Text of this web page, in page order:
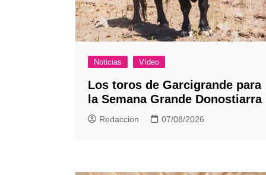
Noticias Vídeo
Los toros de Garcigrande para
la Semana Grande Donostiarra
Redaccion 07/08/2026